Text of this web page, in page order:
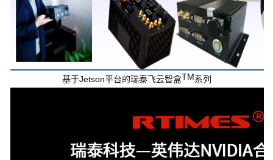
基于Jetson平台的瑞泰飞云智盒TM系列